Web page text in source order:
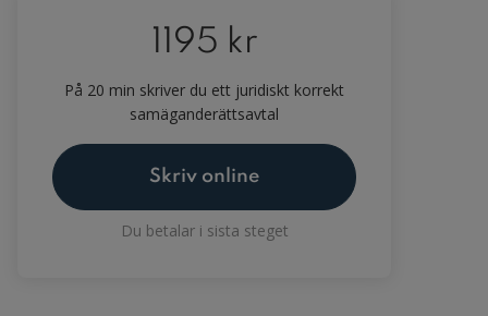
1195 kr
På 20 min skriver du ett juridiskt korrekt
samäganderättsavtal
Skriv online
Du betalar i sista steget